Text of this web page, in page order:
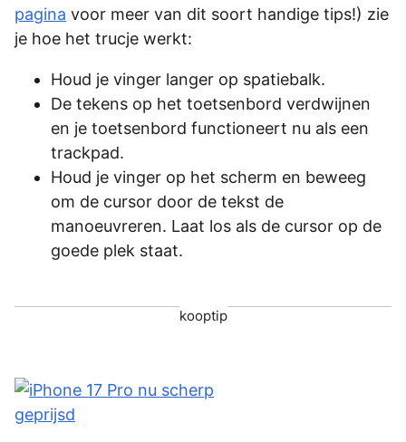
pagina voor meer van dit soort handige tips!) zie
je hoe het trucje werkt:
Houd je vinger langer op spatiebalk.
De tekens op het toetsenbord verdwijnen
en je toetsenbord functioneert nu als een
trackpad.
Houd je vinger op het scherm en beweeg
om de cursor door de tekst de
manoeuvreren. Laat los als de cursor op de
goede plek staat.
kooptip